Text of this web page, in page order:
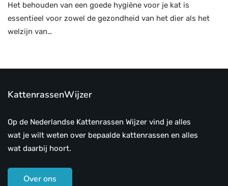
Het behouden van een goede hygiëne voor je kat is
essentieel voor zowel de gezondheid van het dier als het
welzijn van…
KattenrassenWijzer
Op de Nederlandse Kattenrassen Wijzer vind je alles
wat je wilt weten over bepaalde kattenrassen en alles
wat daarbij hoort.
Over ons